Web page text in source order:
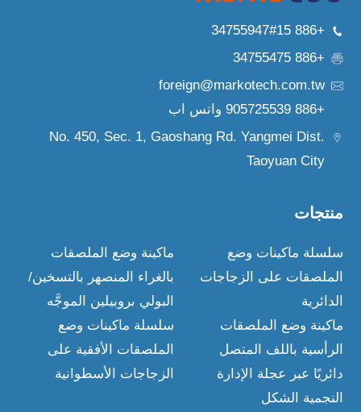
+886 34755947#15
+886 34755475
foreign@markotech.com.tw
+886 905725539 واتس اب
No. 450, Sec. 1, Gaoshang Rd. Yangmei Dist.
Taoyuan City
منتجات
سلسلة ماكينات وضع
الملصقات على الزجاجات
الدائرية
ماكينة وضع الملصقات
بالغراء المنصهر بالتسخين/
البولي بروبيلين الموجَّه
ماكينة وضع الملصقات
الرأسية باللف المتصل
دائريًا عبر عجلة الإدارة
النجمية الشكل
سلسلة ماكينات وضع
الملصقات الأفقية على
الزجاجات الأسطوانية